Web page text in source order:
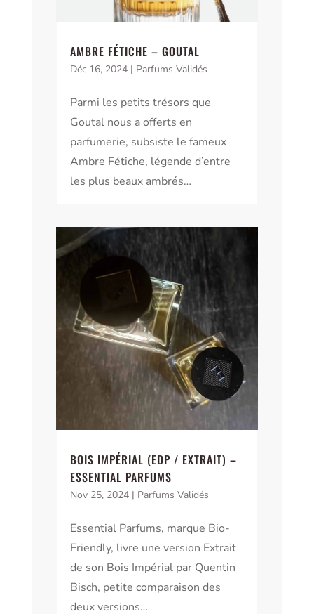
AMBRE FÉTICHE – GOUTAL
Déc 16, 2024| Parfums Validés
Parmi les petits trésors que
Goutal nous a offerts en
parfumerie, subsiste le fameux
Ambre Fétiche, légende d’entre
les plus beaux ambrés…
BOIS IMPÉRIAL (EDP / EXTRAIT) –
ESSENTIAL PARFUMS
Nov 25, 2024| Parfums Validés
Essential Parfums, marque Bio-
Friendly, livre une version Extrait
de son Bois Impérial par Quentin
Bisch, petite comparaison des
deux versions…